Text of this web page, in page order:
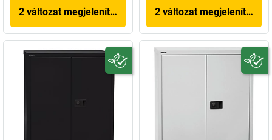
2 változat megjelenítése 2 változat megjelenítése